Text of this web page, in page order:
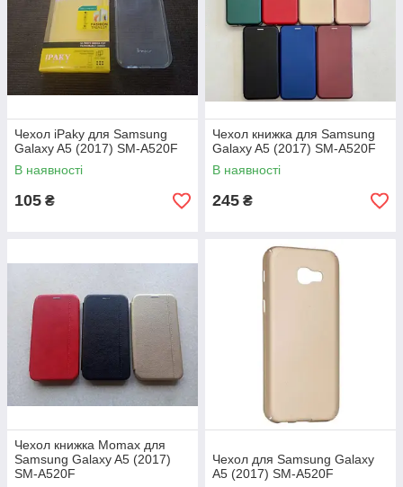
Чехол iPaky для Samsung
Galaxy A5 (2017) SM-A520F
В наявності
105 ₴
Чехол книжка для Samsung
Galaxy A5 (2017) SM-A520F
В наявності
245 ₴
Чехол книжка Momax для
Samsung Galaxy A5 (2017)
SM-A520F
Чехол для Samsung Galaxy
A5 (2017) SM-A520F